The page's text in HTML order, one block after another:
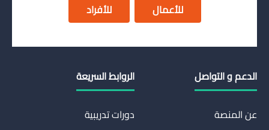
للأعمال للأفراد
الدعم و التواصل
عن المنصة
الروابط السريعة
دورات تدريبية